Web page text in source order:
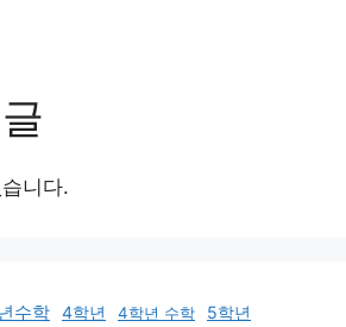
니다.
수학 4학년 4학년 수학 5학년